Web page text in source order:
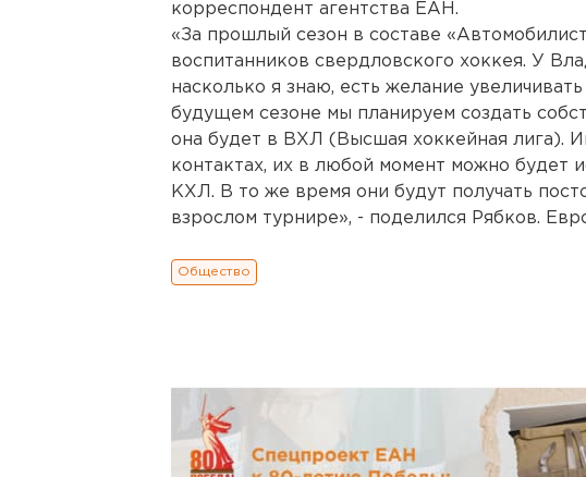
корреспондент агентства ЕАН.
«За прошлый сезон в составе
воспитанников свердловского хоккея. У
насколько я знаю, есть желание
будущем сезоне мы планируем создать
она будет в ВХЛ (Высшая хоккейная лига).
контактах, их в любой момент можно будет
КХЛ. В то же время они будут получать
взрослом турнире», - поделился Рябков.
Общество